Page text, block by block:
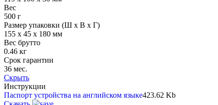
Вес
500 г
Размер упаковки (Ш х В х Г)
155 x 45 x 180 мм
Вес брутто
0.46 кг
Срок гарантии
36 мес.
Скрыть
Инструкции
Паспорт устройства на английском языке423.62 Kb